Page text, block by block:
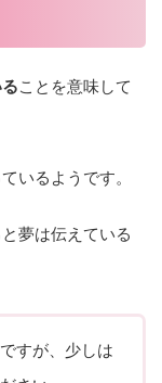
ことを意味して
いるようです。
夢は伝えている
すが、少しは